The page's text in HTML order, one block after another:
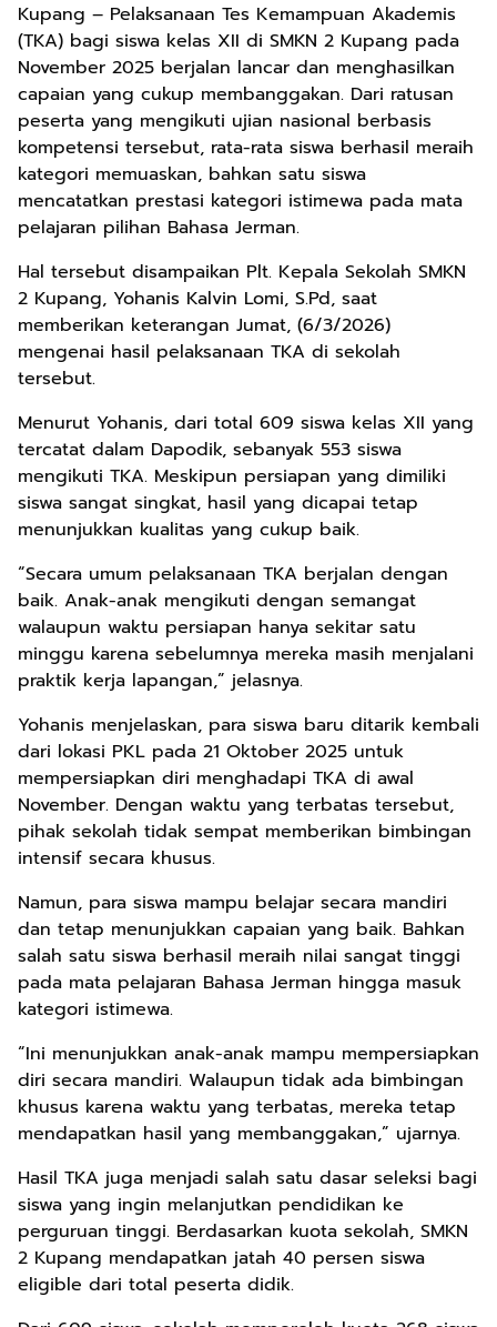
Kupang – Pelaksanaan Tes Kemampuan Akademis
(TKA) bagi siswa kelas XII di SMKN 2 Kupang pada
November 2025 berjalan lancar dan menghasilkan
capaian yang cukup membanggakan. Dari ratusan
peserta yang mengikuti ujian nasional berbasis
kompetensi tersebut, rata-rata siswa berhasil meraih
kategori memuaskan, bahkan satu siswa
mencatatkan prestasi kategori istimewa pada mata
pelajaran pilihan Bahasa Jerman.
Hal tersebut disampaikan Plt. Kepala Sekolah SMKN
2 Kupang, Yohanis Kalvin Lomi, S.Pd, saat
memberikan keterangan Jumat, (6/3/2026)
mengenai hasil pelaksanaan TKA di sekolah
tersebut.
Menurut Yohanis, dari total 609 siswa kelas XII yang
tercatat dalam Dapodik, sebanyak 553 siswa
mengikuti TKA. Meskipun persiapan yang dimiliki
siswa sangat singkat, hasil yang dicapai tetap
menunjukkan kualitas yang cukup baik.
“Secara umum pelaksanaan TKA berjalan dengan
baik. Anak-anak mengikuti dengan semangat
walaupun waktu persiapan hanya sekitar satu
minggu karena sebelumnya mereka masih menjalani
praktik kerja lapangan,” jelasnya.
Yohanis menjelaskan, para siswa baru ditarik kembali
dari lokasi PKL pada 21 Oktober 2025 untuk
mempersiapkan diri menghadapi TKA di awal
November. Dengan waktu yang terbatas tersebut,
pihak sekolah tidak sempat memberikan bimbingan
intensif secara khusus.
Namun, para siswa mampu belajar secara mandiri
dan tetap menunjukkan capaian yang baik. Bahkan
salah satu siswa berhasil meraih nilai sangat tinggi
pada mata pelajaran Bahasa Jerman hingga masuk
kategori istimewa.
“Ini menunjukkan anak-anak mampu mempersiapkan
diri secara mandiri. Walaupun tidak ada bimbingan
khusus karena waktu yang terbatas, mereka tetap
mendapatkan hasil yang membanggakan,” ujarnya.
Hasil TKA juga menjadi salah satu dasar seleksi bagi
siswa yang ingin melanjutkan pendidikan ke
perguruan tinggi. Berdasarkan kuota sekolah, SMKN
2 Kupang mendapatkan jatah 40 persen siswa
eligible dari total peserta didik.